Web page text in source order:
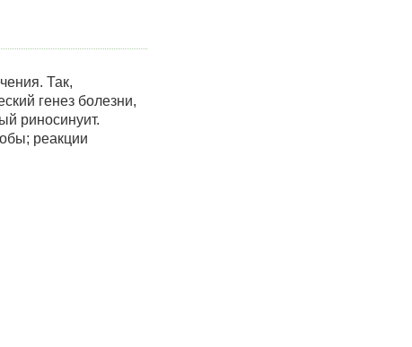
Так,
генез болезни,
риносинуит.
реакции